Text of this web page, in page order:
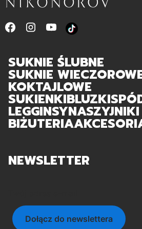
SUKNIE ŚLUBNE
SUKNIE
KOKTAJLOWE
SUKIENKIBLUZKI
LEGGINSY
BIŻUTERIA
NEWSLETTER
Dołącz do newslettera